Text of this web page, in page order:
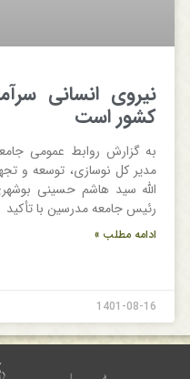
نیروی انسانی
کشور است
به گزارش روابط عمومی
مدیر کل نوسازی، توسعه و
الله سید هاشم حسینی
رئیس جامعه مدرسین با تأکید
ادامه مطلب »
1401-08-16